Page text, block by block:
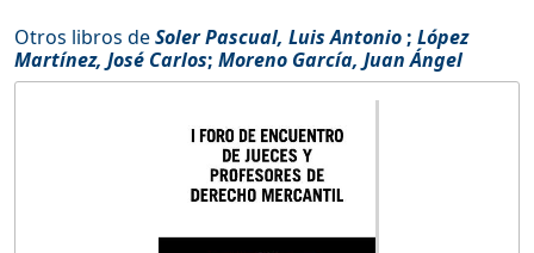
Otros libros deSoler Pascual, Luis Antonio ; López
Martínez, José Carlos; Moreno García, Juan Ángel